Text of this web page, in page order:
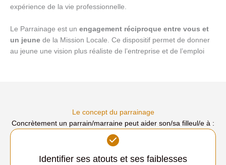
expérience de la vie professionnelle.
Le Parrainage est un engagement réciproque entre vous et
un jeune de la Mission Locale. Ce dispositif permet de donner
au jeune une vision plus réaliste de l’entreprise et de l’emploi
Le concept du parrainage
Concrètement un parrain/marraine peut aider son/sa filleul/e à :
Identifier ses atouts et ses faiblesses